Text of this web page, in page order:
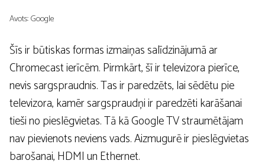
Avots: Google
Šīs ir būtiskas formas izmaiņas salīdzinājumā ar
Chromecast ierīcēm. Pirmkārt, šī ir televizora pierīce,
nevis sargspraudnis. Tas ir paredzēts, lai sēdētu pie
televizora, kamēr sargspraudņi ir paredzēti karāšanai
tieši no pieslēgvietas. Tā kā Google TV straumētājam
nav pievienots neviens vads. Aizmugurē ir pieslēgvietas
barošanai, HDMI un Ethernet.